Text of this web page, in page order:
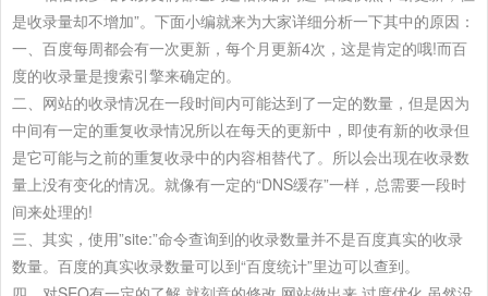
是收录量却不增加”。下面小编就来为大家详细分析一下其中的原因：
一、百度每周都会有一次更新，每个月更新4次，这是肯定的哦!而百
度的收录量是搜索引擎来确定的。
二、网站的收录情况在一段时间内可能达到了一定的数量，但是因为
中间有一定的重复收录情况所以在每天的更新中，即使有新的收录但
是它可能与之前的重复收录中的内容相替代了。所以会出现在收录数
量上没有变化的情况。就像有一定的“DNS缓存”一样，总需要一段时
间来处理的!
三、其实，使用”site:”命令查询到的收录数量并不是百度真实的收录
数量。百度的真实收录数量可以到“百度统计”里边可以查到。